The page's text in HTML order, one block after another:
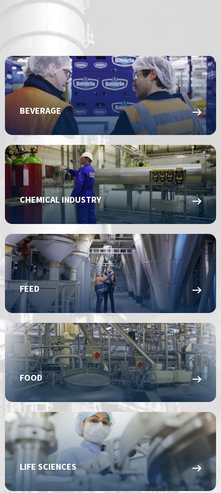
BEVERAGE
CHEMICAL INDUSTRY
FEED
FOOD
LIFE SCIENCES